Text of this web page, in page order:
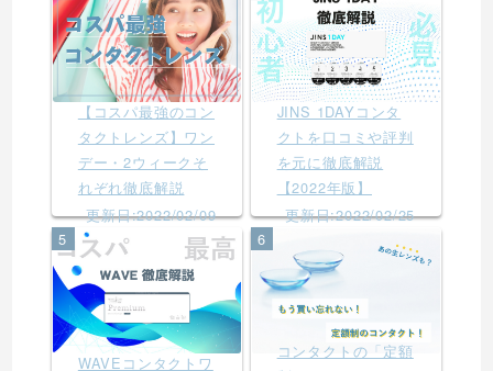
【コスパ最強のコン
タクトレンズ】ワン
デー・2ウィークそ
れぞれ徹底解説
更新日:2022/02/09
JINS 1DAYコンタ
クトを口コミや評判
を元に徹底解説
【2022年版】
更新日:2022/02/25
5
WAVEコンタクトワ
6
コンタクトの「定額